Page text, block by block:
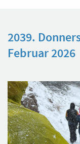
2039.
Februar 2026